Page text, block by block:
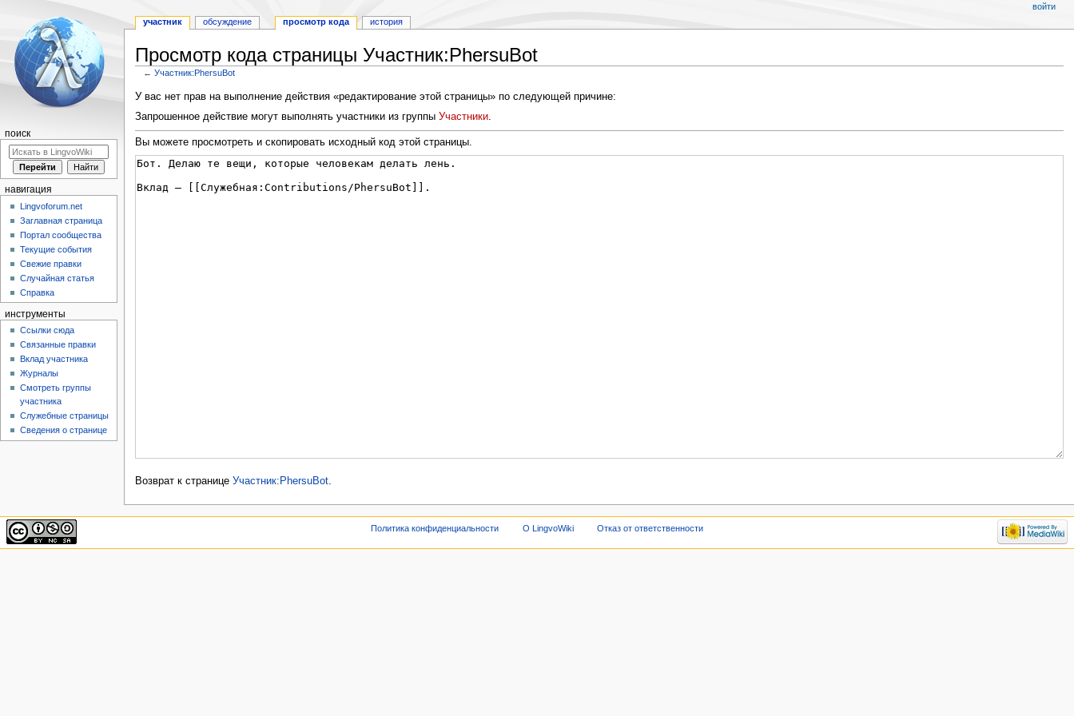
Просмотр кода страницы Участник:PhersuBot
←Участник:PhersuBot
Перейти
к
Перейти
к
У вас нет прав на выполнение действия «редактирование этой страницы» по следующей причине:
Запрошенное действие могут выполнять участники из группы Участники.
Вы можете просмотреть и скопировать исходный код этой страницы.
Возврат к странице Участник:PhersuBot.
участник обсуждение просмотр кода история
войти
поиск
навигация
Lingvoforum.net
Заглавная страница
Портал сообщества
Текущие события
Свежие правки
Случайная статья
Справка
инструменты
Ссылки сюда
Связанные правки
Вклад участника
Журналы
Смотреть группы
участника
Служебные страницы
Сведения о странице
Политика конфиденциальности О LingvoWiki Отказ от ответственности